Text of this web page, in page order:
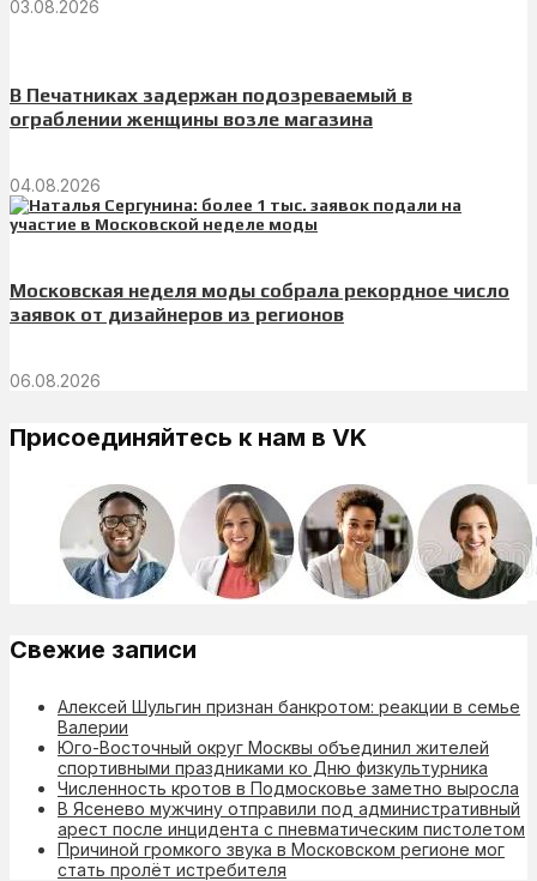
03.08.2026
В Печатниках задержан подозреваемый в
ограблении женщины возле магазина
04.08.2026
Московская неделя моды собрала рекордное число
заявок от дизайнеров из регионов
06.08.2026
Присоединяйтесь к нам в VK
Свежие записи
Алексей Шульгин признан банкротом: реакции в семье
Валерии
Юго-Восточный округ Москвы объединил жителей
спортивными праздниками ко Дню физкультурника
Численность кротов в Подмосковье заметно выросла
В Ясенево мужчину отправили под административный
арест после инцидента с пневматическим пистолетом
Причиной громкого звука в Московском регионе мог
стать пролёт истребителя